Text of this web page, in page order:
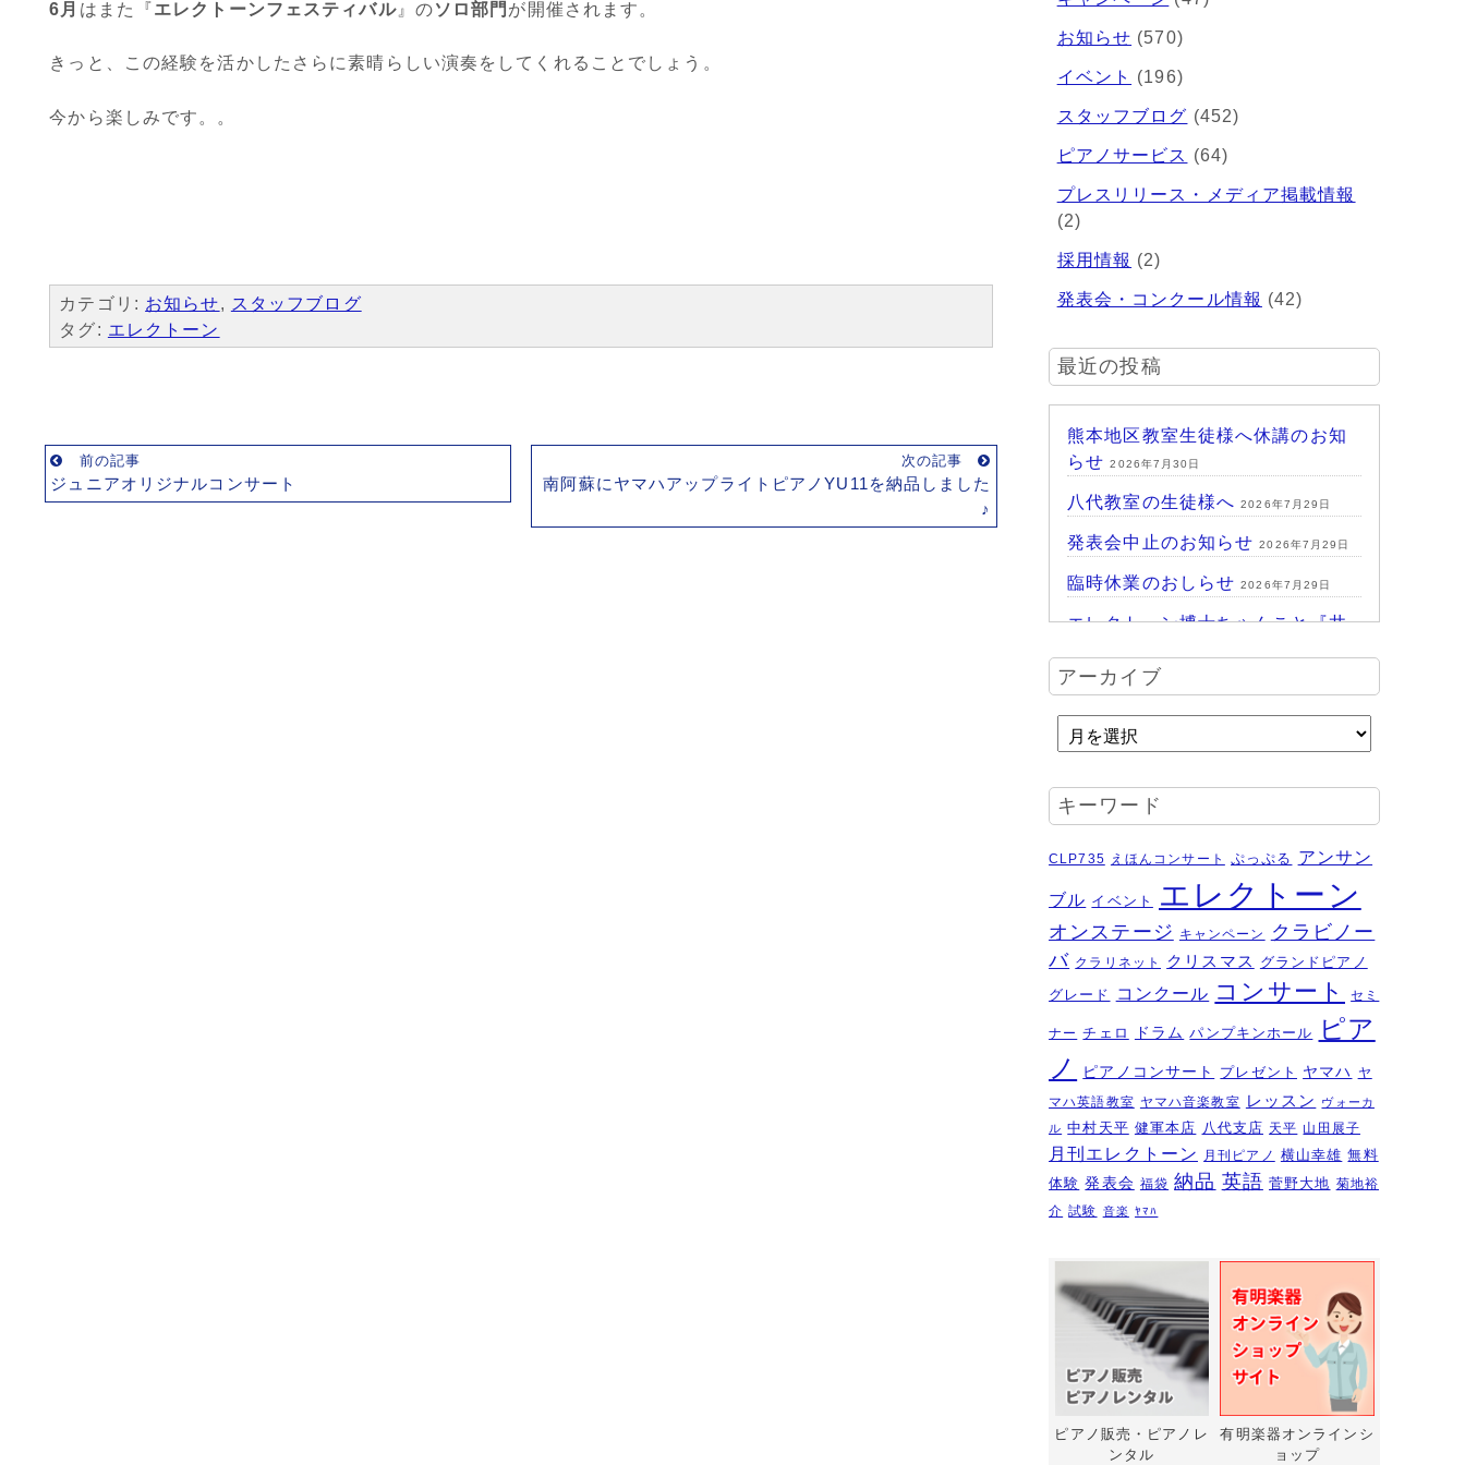
6月 はまた『エレクトーンフェスティバル』のソロ部門 が開催されます。
きっと、この経験を活かしたさらに素晴らしい演奏をしてくれることでしょう。
今から楽しみです。。
カテゴリ: お知らせ, スタッフブログ
タグ: エレクトーン
前の記事
ジュニアオリジナルコンサート
次の記事
南阿蘇にヤマハアップライトピアノYU11を納品しました
♪
お知らせ (570)
イベント (196)
スタッフブログ (452)
ピアノサービス (64)
プレスリリース・メディア掲載情報
(2)
採用情報 (2)
発表会・コンクール情報 (42)
最近の投稿
熊本地区教室生徒様へ休講のお知
らせ 2026年7月30日
八代教室の生徒様へ 2026年7月29日
発表会中止のお知らせ 2026年7月29日
臨時休業のおしらせ 2026年7月29日
エレクトーン博士ちゃんこと『井
探求講座』
ハッピーパーク終了♪ 2026年7月14日
HAPPY PARK 2026～ハピパでみ
ク体験
2026年7月6日
受賞結果 ヤマハエレクトーンフ
夏のおトクなキャンペーン・・・
その２ 2026年6月11日
夏のおトクなキャンペーン・・・
その１
ピアノを購入するなら今！『ひと
足早いサマーセール』6/14～7/12
2026年6月7日
ピアノ・アドヴェンチャー研究会
発表会を実施しました～🎵
実施しました～～🎵 2026年5月2日
第22回有明楽器ピアノコンクール
受賞結果・審査員講評 2026年4月23日
『ピアノ・アドヴェンチャー ベ
ーシックシリーズセミナー
Vol,1』講座のお知らせ
新型エレクトーン「ELS03シリー
アーカイブ
キーワード
CLP735 えほんコンサート ぷっぷる アンサン
ブル イベント エレクトーン
オンステージ キャンペーン
クラビノー
バ クラリネット クリスマス グランドピアノ
グレード
コンクール コンサート セミ
ナー チェロ ドラム パンプキンホール
ピア
ノ
ピアノコンサート プレゼント ヤマハ ヤ
マハ英語教室 ヤマハ音楽教室 レッスン
ヴォーカ
ル 中村天平 健軍本店 八代支店 天平 山田展子
月刊エレクトーン 月刊ピアノ 横山幸雄 無料
体験 発表会 福袋 納品 英語 菅野大地 菊地裕
介 試験 音楽 ﾔﾏﾊ
ピアノ販売・ピアノレ
ンタル
有明楽器オンラインシ
ョップ